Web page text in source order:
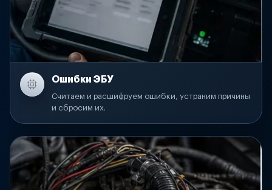
Ошибки ЭБУ
Считаем и расшифруем ошибки, устраним причины
и сбросим их.